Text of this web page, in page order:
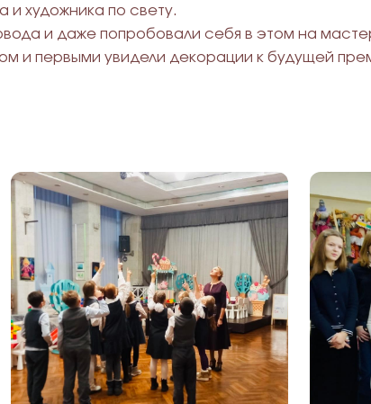
и художника по свету.
и даже попробовали себя в этом на
и первыми увидели декорации к будущей